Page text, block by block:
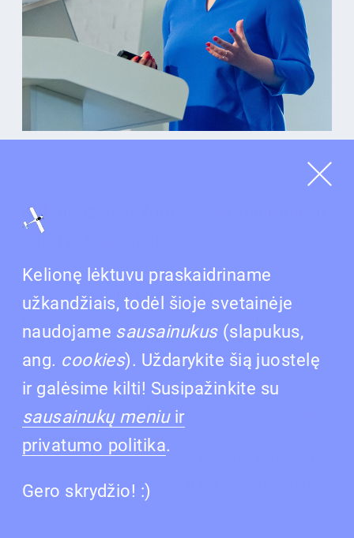
Kelionę lėktuvu praskaidriname
užkandžiais, todėl šioje svetainėje
naudojame sausainukus (slapukus,
ang. cookies). Uždarykite šią juostelę
ir galėsime kilti! Susipažinkite su
sausainukų meniu ir
privatumo politika.
Gero skrydžio! :)
Kabinetizacija, fondizacija, migracija ir
dar trys tendencijos
COVID–19 tempo nestabdo: Europoje prasideda
pakartotini ribojimai, o su jais – ir naujos
aktualios ekonomikos prognozės. Šiaurės
Europos rinkos, kurioms priskiriama ir Lietuva,
patyrė „V“ formos ekonomikos atsigavimą.
Ekonomistai išlieka budrūs, pavojaus varpais dar
neskambina, tačiau sutinka, jog ankstesnės
optimistinės prognozės gali šiek tiek koreguotis.
Pokyčiai, žinoma, sujudins ir nekilnojamojo turto